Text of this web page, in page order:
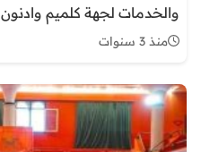
والخدمات لجهة كلميم وادنون
منذ 3 سنوات